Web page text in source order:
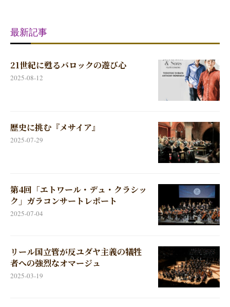
最新記事
21世紀に甦るバロックの遊び心
2025-08-12
歴史に挑む『メサイア』
2025-07-29
第4回「エトワール・デュ・クラシッ
ク」ガラコンサートレポート
2025-07-04
リール国立管が反ユダヤ主義の犠牲
者への強烈なオマージュ
2025-03-19